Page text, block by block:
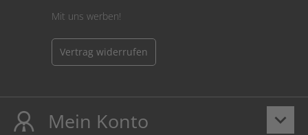
Mit uns werben!
Vertrag widerrufen
keyboard_arrow_down
Mein Konto